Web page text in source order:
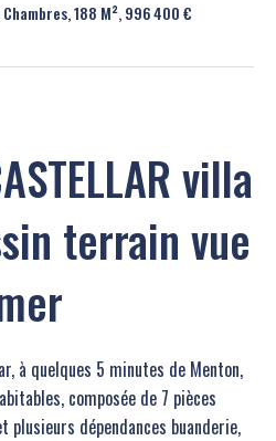
188 M², 996 400 €
villa
terrain vue
à quelques 5 minutes de Menton,
composée de 7 pièces
plusieurs dépendances buanderie,